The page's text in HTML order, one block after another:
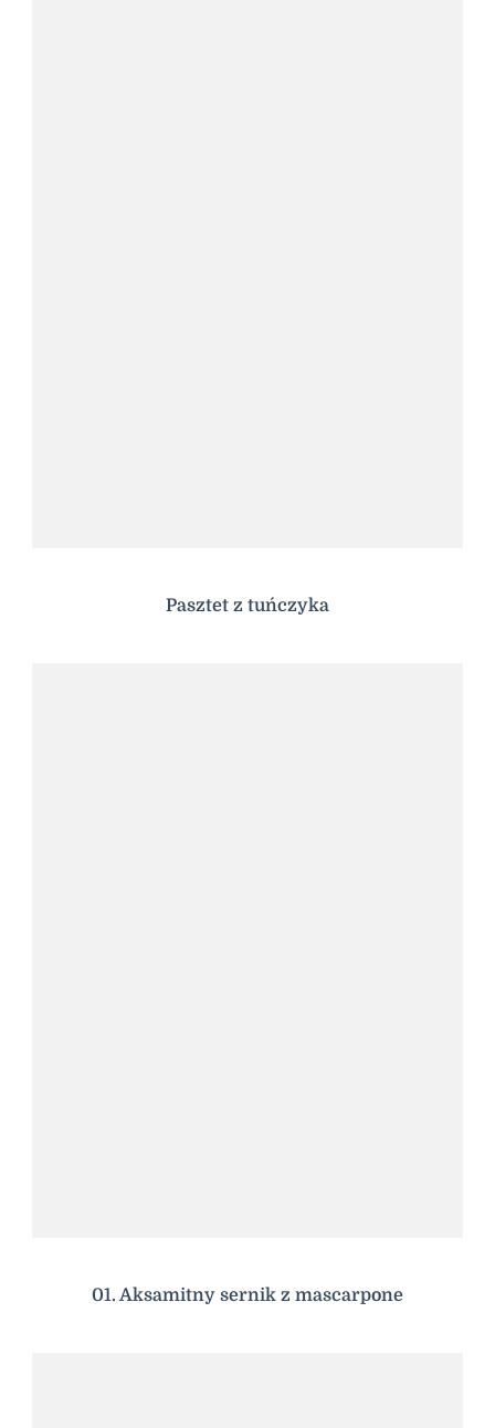
Pasztet z tuńczyka
01. Aksamitny sernik z mascarpone